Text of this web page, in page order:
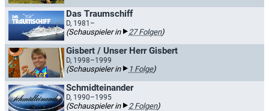
Das Traumschiff
D, 1981–
(Schauspieler in 27 Folgen)
Gisbert / Unser Herr Gisbert
D, 1998–1999
(Schauspieler in 1 Folge)
Schmidteinander
D, 1990–1995
(Schauspieler in 2 Folgen)